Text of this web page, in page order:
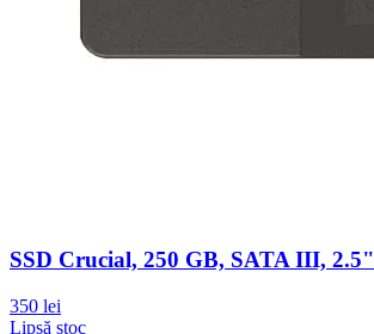
SSD Crucial, 250 GB, SATA III, 2.5"
350 lei
Lipsă stoc